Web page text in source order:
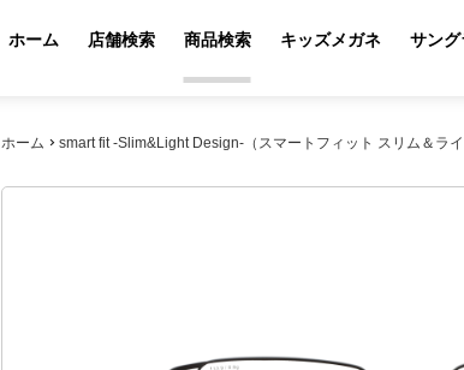
ホーム 店舗検索 商品検索 キッズメガネ サング
ホーム smart fit -Slim&Light Design-（スマートフィット スリム＆ラ